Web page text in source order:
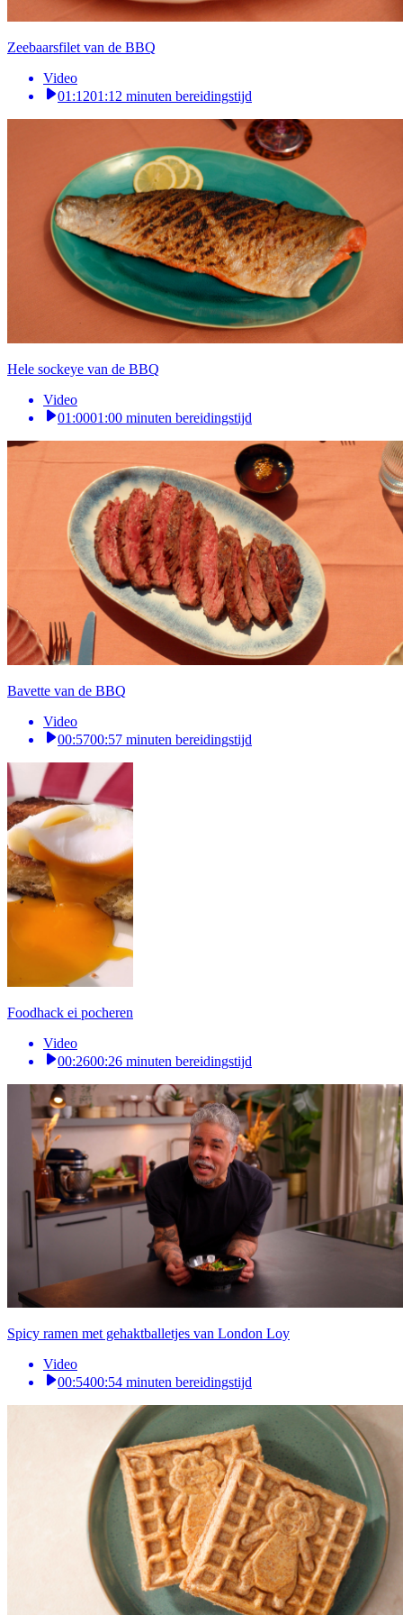
Zeebaarsfilet van de BBQ
Video
01:1201:12 minuten bereidingstijd
Hele sockeye van de BBQ
Video
01:0001:00 minuten bereidingstijd
Bavette van de BBQ
Video
00:5700:57 minuten bereidingstijd
Foodhack ei pocheren
Video
00:2600:26 minuten bereidingstijd
Spicy ramen met gehaktballetjes van London Loy
Video
00:5400:54 minuten bereidingstijd